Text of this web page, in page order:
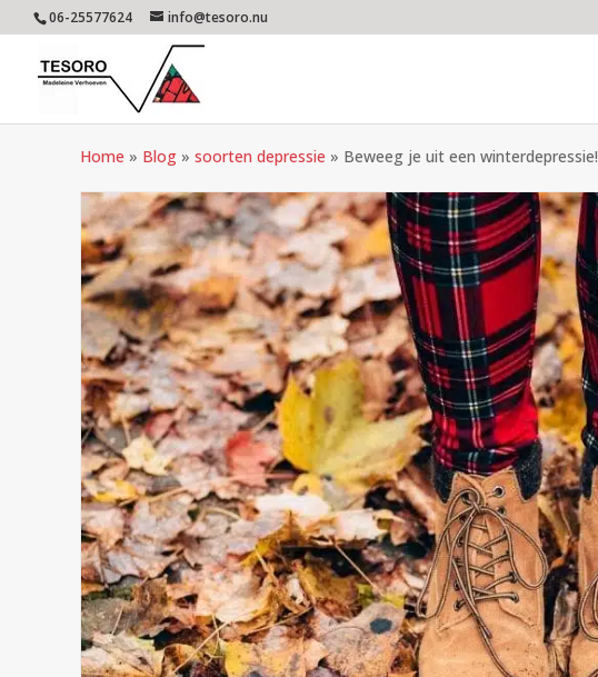
06-25577624 info@tesoro.nu
Home » Blog » soorten depressie » Beweeg je uit een winterdepressie!